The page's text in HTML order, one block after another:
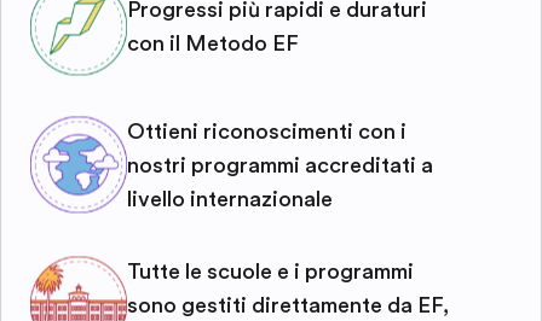
Progressi più rapidi e duraturi
con il Metodo EF
Ottieni riconoscimenti con i
nostri programmi accreditati a
livello internazionale
Tutte le scuole e i programmi
sono gestiti direttamente da EF,